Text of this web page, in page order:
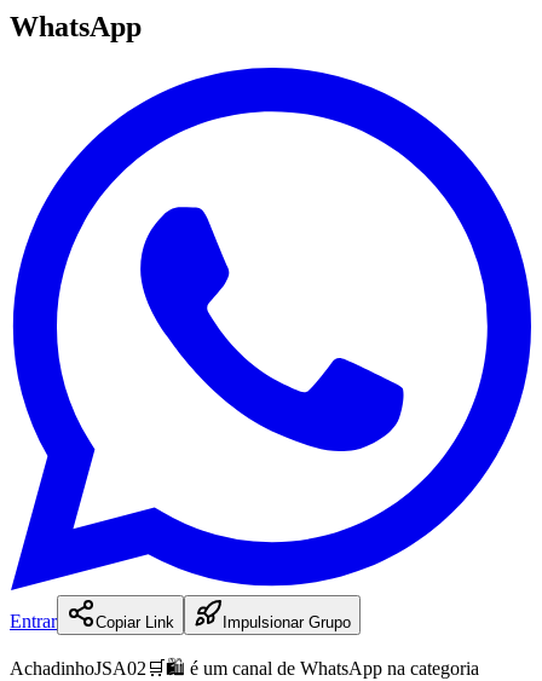
WhatsApp
Entrar Copiar Link Impulsionar Grupo
AchadinhoJSA02🛒🛍️ é um canal de WhatsApp na categoria